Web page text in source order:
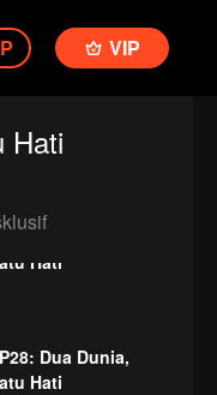
VIP
Hati
Hati
Hati
Dua Dunia,
Hati
Dua Dunia,
Hati